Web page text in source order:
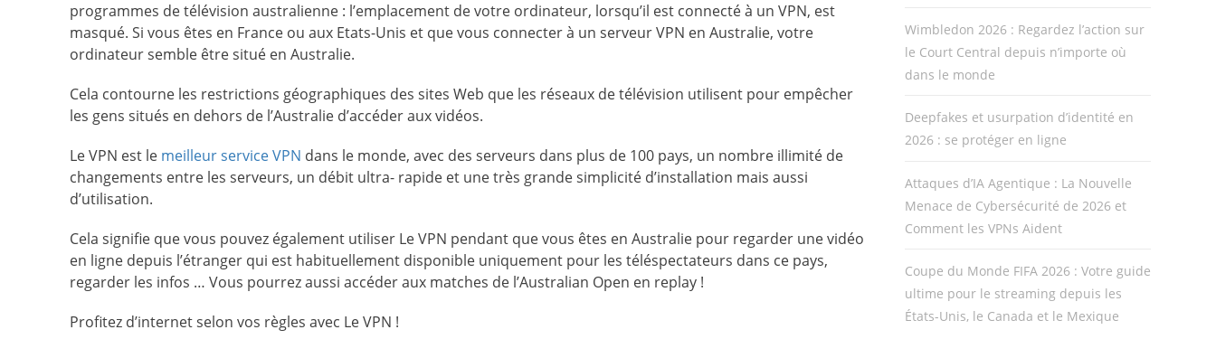
programmes de télévision australienne : l’emplacement de votre ordinateur, lorsqu’il est connecté à un VPN, est
masqué. Si vous êtes en France ou aux Etats-Unis et que vous connecter à un serveur VPN en Australie, votre
ordinateur semble être situé en Australie.
Cela contourne les restrictions géographiques des sites Web que les réseaux de télévision utilisent pour empêcher
les gens situés en dehors de l’Australie d’accéder aux vidéos.
Le VPN est le meilleur service VPN dans le monde, avec des serveurs dans plus de 100 pays, un nombre illimité de
changements entre les serveurs, un débit ultra- rapide et une très grande simplicité d’installation mais aussi
d’utilisation.
Cela signifie que vous pouvez également utiliser Le VPN pendant que vous êtes en Australie pour regarder une vidéo
en ligne depuis l’étranger qui est habituellement disponible uniquement pour les téléspectateurs dans ce pays,
regarder les infos … Vous pourrez aussi accéder aux matches de l’Australian Open en replay !
Profitez d’internet selon vos règles avec Le VPN !
Wimbledon 2026 : Regardez l’action sur
le Court Central depuis n’importe où
dans le monde
Deepfakes et usurpation d’identité en
2026 : se protéger en ligne
Attaques d’IA Agentique : La Nouvelle
Menace de Cybersécurité de 2026 et
Comment les VPNs Aident
Coupe du Monde FIFA 2026 : Votre guide
ultime pour le streaming depuis les
États-Unis, le Canada et le Mexique